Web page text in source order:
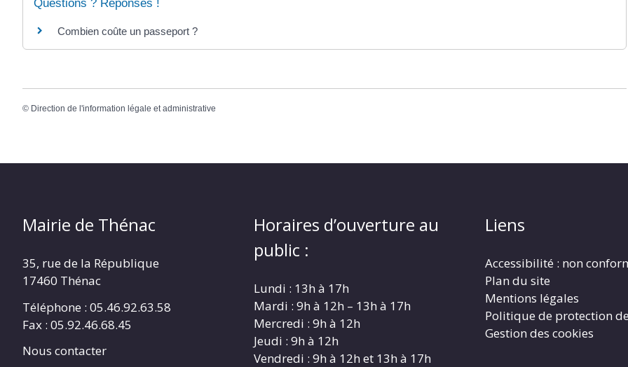
Questions ? Réponses !
Combien coûte un passeport ?
© Direction de l'information légale et administrative
Mairie de Thénac
35, rue de la République
17460 Thénac
Téléphone : 05.46.92.63.58
Fax : 05.92.46.68.45
Nous contacter
Horaires d’ouverture au
public :
Lundi : 13h à 17h
Mardi : 9h à 12h – 13h à 17h
Mercredi : 9h à 12h
Jeudi : 9h à 12h
Vendredi : 9h à 12h et 13h à 17h
Liens
Accessibilité : non
Plan du site
Mentions légales
Politique de protection
Gestion des cookies